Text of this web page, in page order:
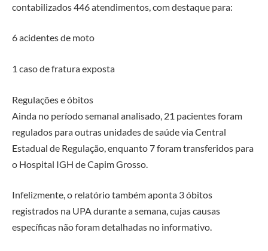
contabilizados 446 atendimentos, com destaque para:
6 acidentes de moto
1 caso de fratura exposta
Regulações e óbitos
Ainda no período semanal analisado, 21 pacientes foram
regulados para outras unidades de saúde via Central
Estadual de Regulação, enquanto 7 foram transferidos para
o Hospital IGH de Capim Grosso.
Infelizmente, o relatório também aponta 3 óbitos
registrados na UPA durante a semana, cujas causas
específicas não foram detalhadas no informativo.